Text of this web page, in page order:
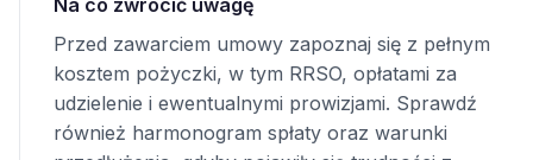
Na co zwrócić uwagę
Przed zawarciem umowy zapoznaj się z pełnym
kosztem pożyczki, w tym RRSO, opłatami za
udzielenie i ewentualnymi prowizjami. Sprawdź
również harmonogram spłaty oraz warunki